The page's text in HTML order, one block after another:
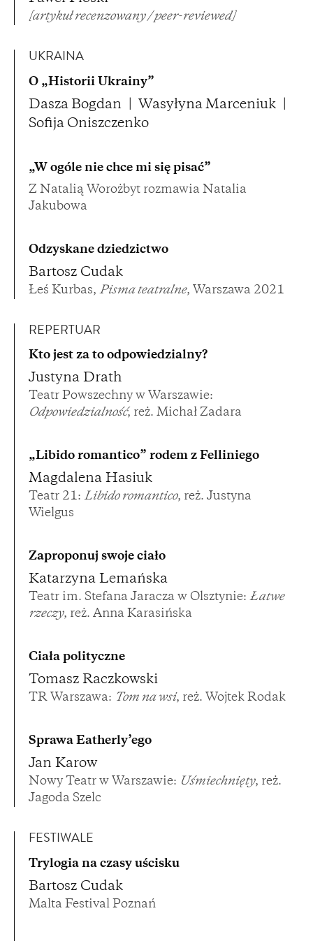
[artykuł recenzowany / peer-reviewed]
UKRAINA
O „Historii Ukrainy”
Dasza Bogdan
Wasyłyna Marceniuk
Sofija Oniszczenko
„W ogóle nie chce mi się pisać”
Z Natalią Worożbyt rozmawia Natalia
Jakubowa
Odzyskane dziedzictwo
Bartosz Cudak
Łeś Kurbas, Pisma teatralne, Warszawa 2021
REPERTUAR
Kto jest za to odpowiedzialny?
Justyna Drath
Teatr Powszechny w Warszawie:
Odpowiedzialność, reż. Michał Zadara
„Libido romantico” rodem z Felliniego
Magdalena Hasiuk
Teatr 21: Libido romantico, reż. Justyna
Wielgus
Zaproponuj swoje ciało
Katarzyna Lemańska
Teatr im. Stefana Jaracza w Olsztynie: Łatwe
rzeczy, reż. Anna Karasińska
Ciała polityczne
Tomasz Raczkowski
TR Warszawa: Tom na wsi, reż. Wojtek Rodak
Sprawa Eatherly’ego
Jan Karow
Nowy Teatr w Warszawie: Uśmiechnięty, reż.
Jagoda Szelc
FESTIWALE
Trylogia na czasy uścisku
Bartosz Cudak
Malta Festival Poznań